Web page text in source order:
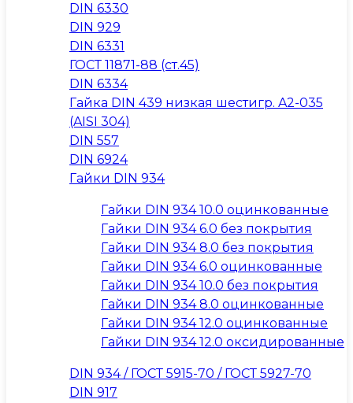
DIN 6330
DIN 929
DIN 6331
ГОСТ 11871-88 (ст.45)
DIN 6334
Гайка DIN 439 низкая шестигр. A2-035
(AISI 304)
DIN 557
DIN 6924
Гайки DIN 934
Гайки DIN 934 10.0 оцинкованные
Гайки DIN 934 6.0 без покрытия
Гайки DIN 934 8.0 без покрытия
Гайки DIN 934 6.0 оцинкованные
Гайки DIN 934 10.0 без покрытия
Гайки DIN 934 8.0 оцинкованные
Гайки DIN 934 12.0 оцинкованные
Гайки DIN 934 12.0 оксидированные
DIN 934 / ГОСТ 5915-70 / ГОСТ 5927-70
DIN 917